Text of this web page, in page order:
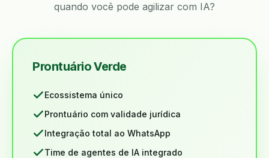
quando você pode agilizar com IA?
Prontuário Verde
Ecossistema único
Prontuário com validade jurídica
Integração total ao WhatsApp
Time de agentes de IA integrado